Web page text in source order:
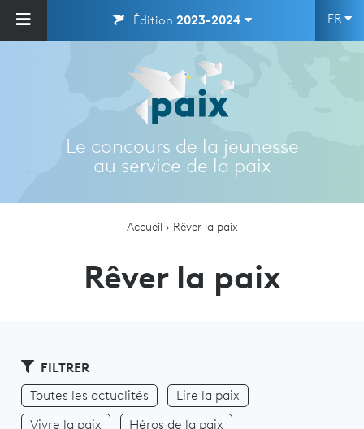
Édition 2023-2024 FR
Le concours de la jeunesse
au service de la paix
Accueil Rêver la paix
Rêver la paix
FILTRER
Toutes les actualités Lire la paix
Vivre la paix Héros de la paix